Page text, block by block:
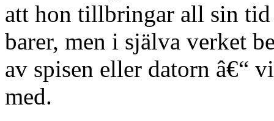
att hon tillbringar all sin
barer, men i själva verket
av spisen eller datorn â€“
med.